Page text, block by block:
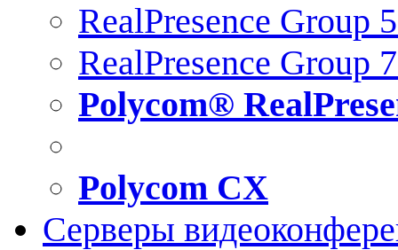
RealPresence Group
RealPresence Group
Polycom®
Polycom CX
Серверы